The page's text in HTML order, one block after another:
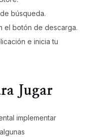
búsqueda.
el botón de descarga.
e inicia tu
Jugar
implementar